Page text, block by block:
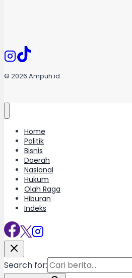
© 2026 Ampuh.id
Home
Politik
Bisnis
Daerah
Nasional
Hukum
Olah Raga
Hiburan
Indeks
Search for: